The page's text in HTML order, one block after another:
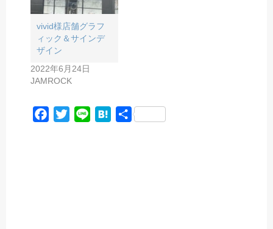
vivid様店舗グラフ
ィック＆サインデ
ザイン
2022年6月24日
JAMROCK
共